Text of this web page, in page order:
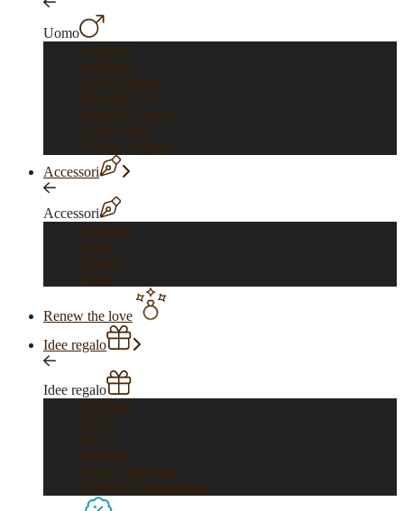
Uomo
Vedi tutti
Anelli oro
Anelli Argento
Bracciali Oro
Bracciali Argento
Collane Oro
Collane Argento
Accessori
Accessori
Vedi tutti
Spille
Gemelli
Penne
Renew the love
Idee regalo
Idee regalo
Vedi tutti
Per lui
Per lei
Bambini
Feste e ricorrenze
Anelli di fidanzamento